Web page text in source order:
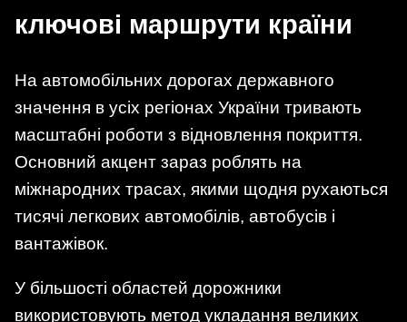
ключові маршрути країни
На автомобільних дорогах державного
значення в усіх регіонах України тривають
масштабні роботи з відновлення покриття.
Основний акцент зараз роблять на
міжнародних трасах, якими щодня рухаються
тисячі легкових автомобілів, автобусів і
вантажівок.
У більшості областей дорожники
використовують метод укладання великих